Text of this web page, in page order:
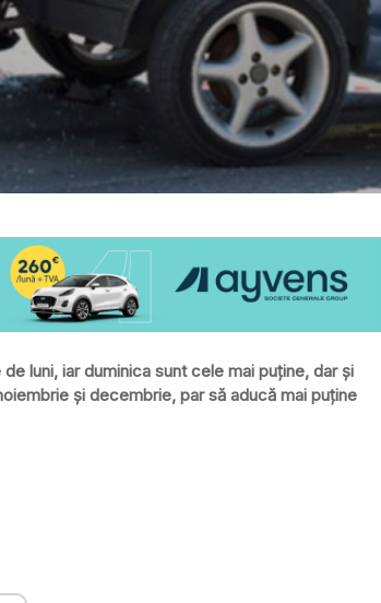
luni, iar duminica sunt cele mai puţine, dar şi
şi decembrie, par să aducă mai puţine